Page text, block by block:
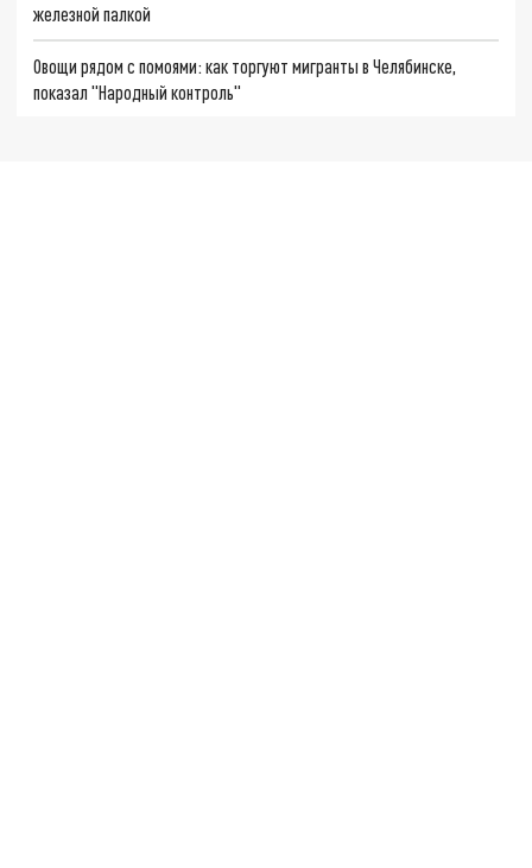
железной палкой
Овощи рядом с помоями: как торгуют мигранты в Челябинске,
показал "Народный контроль"